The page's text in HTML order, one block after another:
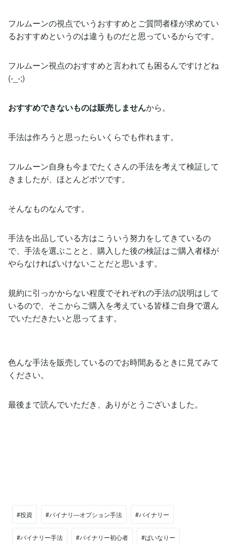
フルムーンの視点でいうおすすめとご質問者様が求めてい
るおすすめというのは違うものだと思っているからです。
フルムーン視点のおすすめと言われても困るんですけどね
(-_-;)
おすすめできないものは販売しませんから。
手法は作ろうと思ったらいくらでも作れます。
フルムーン自身も今までたくさんの手法を考えて検証して
きましたが、ほとんどボツです。
そんなものなんです。
手法を出品している方はこういう努力をしてきているの
で、手法を選ぶことと、購入した後の検証はご購入者様が
やらなければいけないことだと思います。
規約に引っかからない程度でそれぞれの手法の説明はして
いるので、そこからご購入を考えている皆様ご自身で選ん
でいただきたいと思ってます。
色んな手法を販売しているのでお時間あるときに見てみて
ください。
最後まで読んでいただき、ありがとうございました。
#投資 #バイナリ―オプション手法 #バイナリー
#バイナリー手法 #バイナリー初心者 #ばいなりー